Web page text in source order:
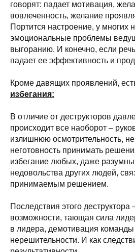
говорят: падает мотивация,
вовлеченность, желание
Портится настроение, у многих
эмоциональные проблемы
выгоранию. И конечно, если
падает ее эффективность и
Кроме давящих проявлений,
избегания:
В отличие от деструкторов
происходит все наоборот –
излишнюю осмотрительность,
неготовность принимать
избегание любых, даже
недовольства других людей,
принимаемым решением.
Последствия этого
возможности, тающая сила
в лидера, демотивация команды
нерешительности. И как